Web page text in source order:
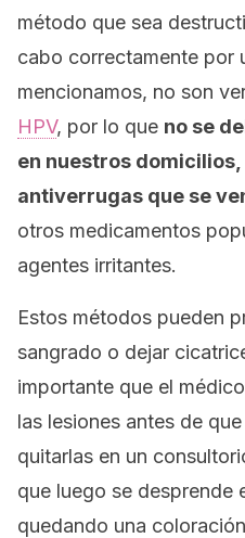
método que sea
cabo correctamente por
mencionamos, no son
HPV, por lo que no se
en nuestros
antiverrugas que se
otros medicamentos
agentes irritantes.
Estos métodos pueden
sangrado o dejar
importante que el
las lesiones antes de que
quitarlas en un
que luego se desprende
quedando una